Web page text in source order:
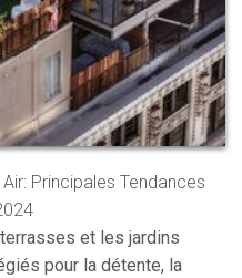
Principales Tendances
et les jardins
pour la détente, la